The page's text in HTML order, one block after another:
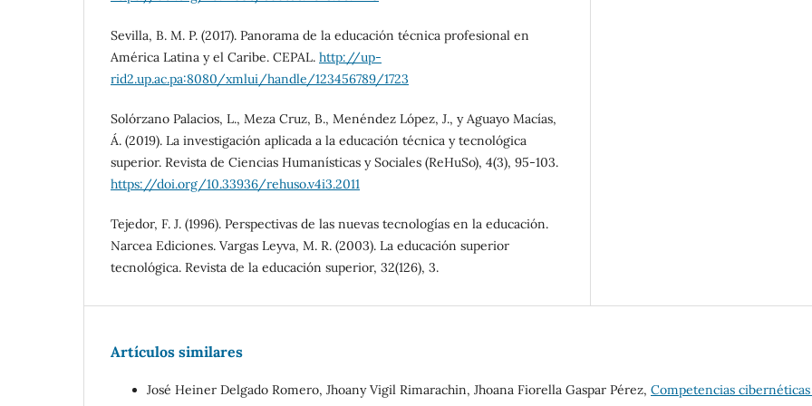
Sevilla, B. M. P. (2017). Panorama de la educación técnica profesional en
América Latina y el Caribe. CEPAL. http://up-
rid2.up.ac.pa:8080/xmlui/handle/123456789/1723
Solórzano Palacios, L., Meza Cruz, B., Menéndez López, J., y Aguayo Macías,
Á. (2019). La investigación aplicada a la educación técnica y tecnológica
superior. Revista de Ciencias Humanísticas y Sociales (ReHuSo), 4(3), 95-103.
https://doi.org/10.33936/rehuso.v4i3.2011
Tejedor, F. J. (1996). Perspectivas de las nuevas tecnologías en la educación.
Narcea Ediciones. Vargas Leyva, M. R. (2003). La educación superior
tecnológica. Revista de la educación superior, 32(126), 3.
Artículos similares
José Heiner Delgado Romero, Jhoany Vigil Rimarachin, Jhoana Fiorella Gaspar Pérez, Competencias